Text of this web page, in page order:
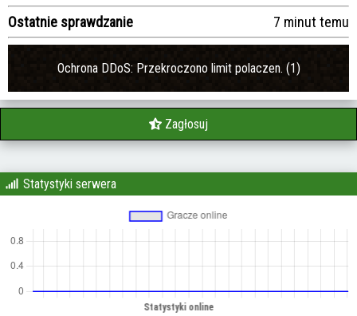
Ostatnie sprawdzanie
7 minut temu
Ochrona DDoS: Przekroczono limit polaczen. (1)
Zagłosuj
Statystyki serwera